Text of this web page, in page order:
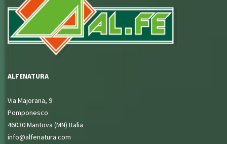
ALFENATURA
Via Majorana, 9
Pomponesco
46030 Mantova (MN) Italia
info@alfenatura.com